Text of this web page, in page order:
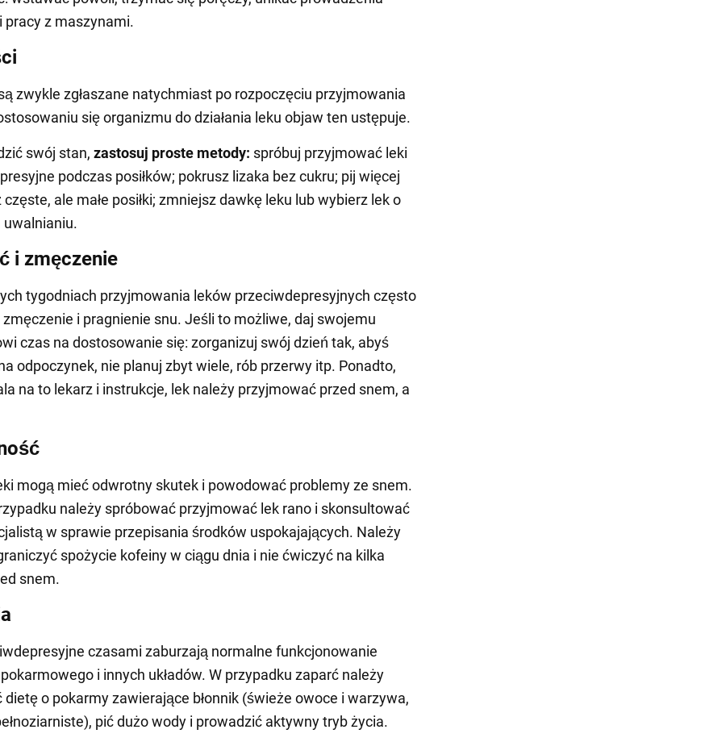
pracy z maszynami.
zwykle zgłaszane natychmiast po rozpoczęciu przyjmowania
się organizmu do działania leku objaw ten ustępuje.
swój stan, zastosuj proste metody: spróbuj przyjmować leki
podczas posiłków; pokrusz lizaka bez cukru; pij więcej
ale małe posiłki; zmniejsz dawkę leku lub wybierz lek o
i zmęczenie
tygodniach przyjmowania leków przeciwdepresyjnych często
i pragnienie snu. Jeśli to możliwe, daj swojemu
czas na dostosowanie się: zorganizuj swój dzień tak, abyś
odpoczynek, nie planuj zbyt wiele, rób przerwy itp. Ponadto,
na to lekarz i instrukcje, lek należy przyjmować przed snem, a
mogą mieć odwrotny skutek i powodować problemy ze snem.
należy spróbować przyjmować lek rano i skonsultować
w sprawie przepisania środków uspokajających. Należy
spożycie kofeiny w ciągu dnia i nie ćwiczyć na kilka
snem.
czasami zaburzają normalne funkcjonowanie
i innych układów. W przypadku zaparć należy
dietę o pokarmy zawierające błonnik (świeże owoce i warzywa,
pić dużo wody i prowadzić aktywny tryb życia.